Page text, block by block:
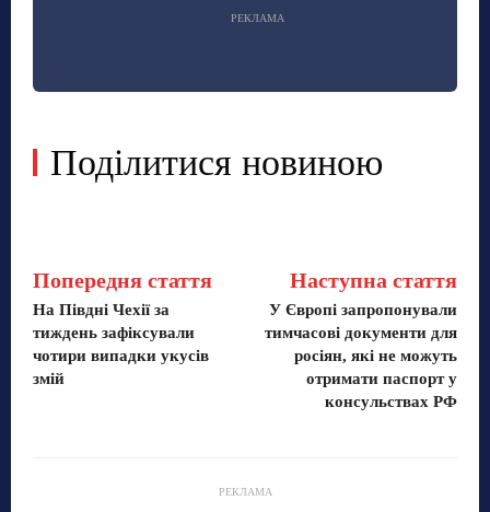
РЕКЛАМА
Поділитися новиною
Попередня стаття
На Півдні Чехії за
тиждень зафіксували
чотири випадки укусів
змій
Наступна стаття
У Європі запропонували
тимчасові документи для
росіян, які не можуть
отримати паспорт у
консульствах РФ
РЕКЛАМА